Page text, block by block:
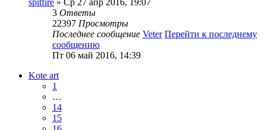
spitfire » Ср 27 апр 2016, 19:07
3 Ответы
22397 Просмотры
Последнее сообщение Veter Перейти к последнему
сообщению
Пт 06 май 2016, 14:39
Kote art
1
…
14
15